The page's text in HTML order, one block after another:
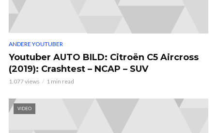
ANDERE YOUTUBER
Youtuber AUTO BILD: Citroën C5 Aircross
(2019): Crashtest – NCAP – SUV
1.077 views 1 min read
VIDEO